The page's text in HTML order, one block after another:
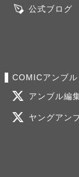
公式ブログ
COMICアンブル
アンブル編
ヤングアン